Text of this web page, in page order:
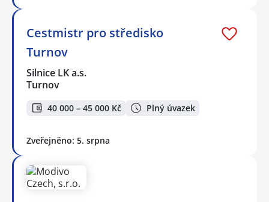
Cestmistr pro středisko
Turnov
Silnice LK a.s.
Turnov
40 000 – 45 000 Kč Plný úvazek
Zveřejněno: 5. srpna